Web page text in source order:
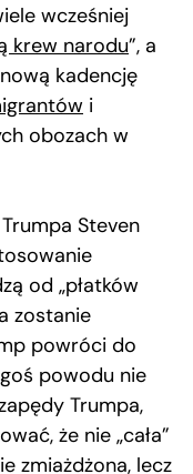
wcześniej
krew narodu”, a
kadencję
i
obozach w
Steven
od „płatków
zostanie
powróci do
powodu nie
Trumpa,
że nie „cała”
zmiażdżona, lecz